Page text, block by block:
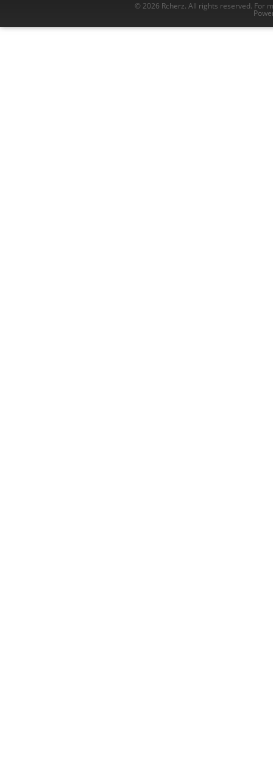
© 2026 Rcherz. All rights reserved. For